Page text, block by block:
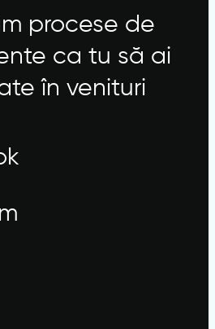
procese de
ca tu să ai
în venituri